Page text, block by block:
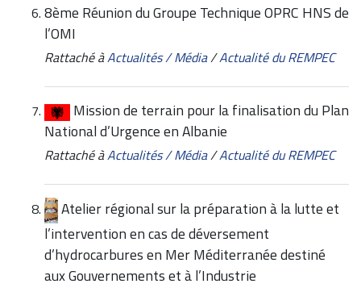
8ème Réunion du Groupe Technique OPRC HNS de
l’OMI
Rattaché àActualités / Média/Actualité du REMPEC
Mission de terrain pour la finalisation du Plan
National d’Urgence en Albanie
Rattaché àActualités / Média/Actualité du REMPEC
Atelier régional sur la préparation à la lutte et
l’intervention en cas de déversement
d’hydrocarbures en Mer Méditerranée destiné
aux Gouvernements et à l’Industrie